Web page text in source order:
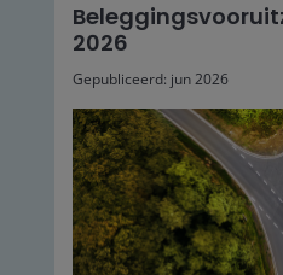
2026
Gepubliceerd: jun 2026